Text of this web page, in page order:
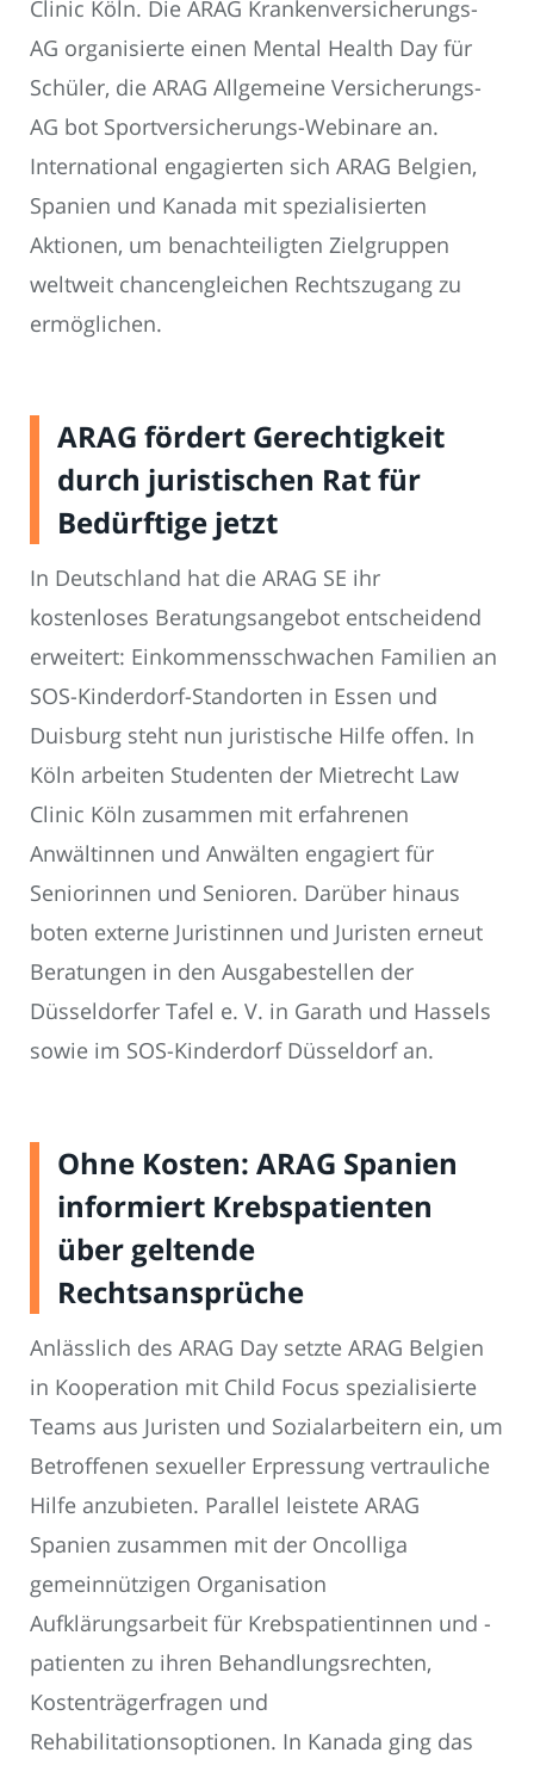
Clinic Köln. Die ARAG Krankenversicherungs-
AG organisierte einen Mental Health Day für
Schüler, die ARAG Allgemeine Versicherungs-
AG bot Sportversicherungs-Webinare an.
International engagierten sich ARAG Belgien,
Spanien und Kanada mit spezialisierten
Aktionen, um benachteiligten Zielgruppen
weltweit chancengleichen Rechtszugang zu
ermöglichen.
ARAG fördert Gerechtigkeit
durch juristischen Rat für
Bedürftige jetzt
In Deutschland hat die ARAG SE ihr
kostenloses Beratungsangebot entscheidend
erweitert: Einkommensschwachen Familien an
SOS-Kinderdorf-Standorten in Essen und
Duisburg steht nun juristische Hilfe offen. In
Köln arbeiten Studenten der Mietrecht Law
Clinic Köln zusammen mit erfahrenen
Anwältinnen und Anwälten engagiert für
Seniorinnen und Senioren. Darüber hinaus
boten externe Juristinnen und Juristen erneut
Beratungen in den Ausgabestellen der
Düsseldorfer Tafel e. V. in Garath und Hassels
sowie im SOS-Kinderdorf Düsseldorf an.
Ohne Kosten: ARAG Spanien
informiert Krebspatienten
über geltende
Rechtsansprüche
Anlässlich des ARAG Day setzte ARAG Belgien
in Kooperation mit Child Focus spezialisierte
Teams aus Juristen und Sozialarbeitern ein, um
Betroffenen sexueller Erpressung vertrauliche
Hilfe anzubieten. Parallel leistete ARAG
Spanien zusammen mit der Oncolliga
gemeinnützigen Organisation
Aufklärungsarbeit für Krebspatientinnen und -
patienten zu ihren Behandlungsrechten,
Kostenträgerfragen und
Rehabilitationsoptionen. In Kanada ging das